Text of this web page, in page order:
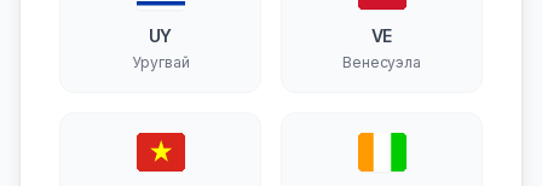
UY
Уругвай
VE
Венесуэла